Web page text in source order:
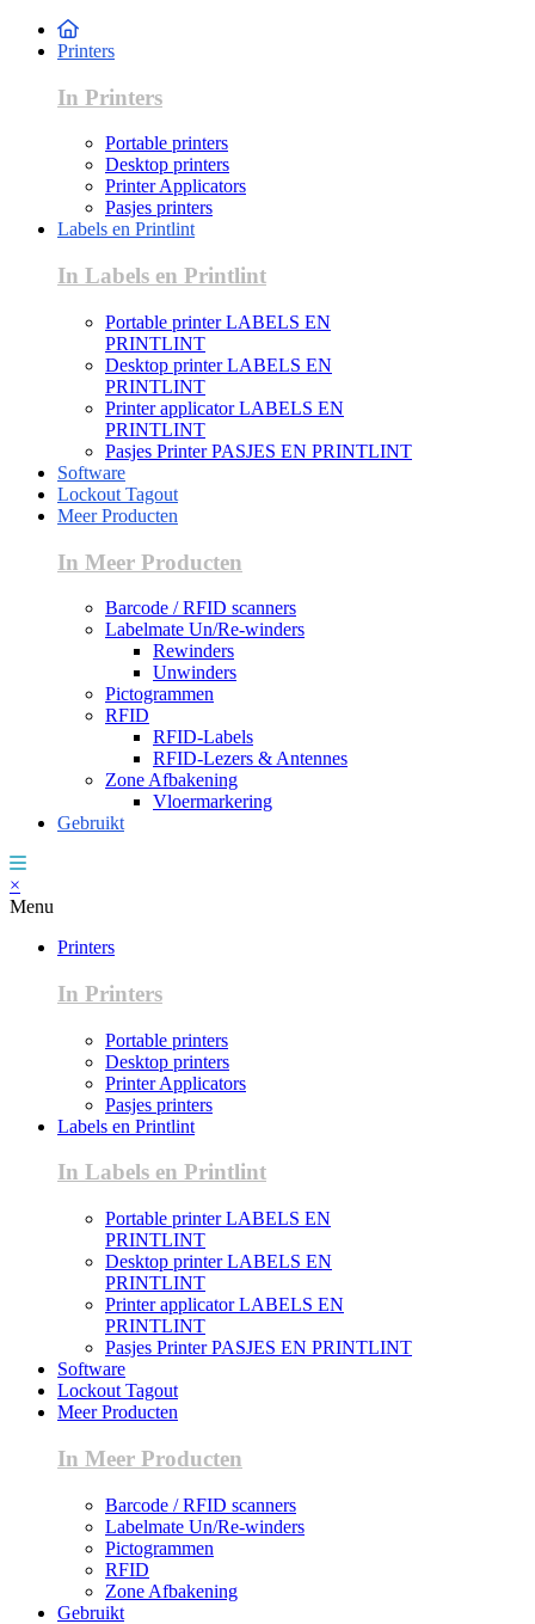
Printers
In Printers
Portable printers
Desktop printers
Printer Applicators
Pasjes printers
Labels en Printlint
In Labels en Printlint
Portable printer LABELS EN
PRINTLINT
Desktop printer LABELS EN
PRINTLINT
Printer applicator LABELS EN
PRINTLINT
Pasjes Printer PASJES EN PRINTLINT
Software
Lockout Tagout
Meer Producten
In Meer Producten
Barcode / RFID scanners
Labelmate Un/Re-winders
Rewinders
Unwinders
Pictogrammen
RFID
RFID-Labels
RFID-Lezers & Antennes
Zone Afbakening
Vloermarkering
Gebruikt
×
Menu
Printers
In Printers
Portable printers
Desktop printers
Printer Applicators
Pasjes printers
Labels en Printlint
In Labels en Printlint
Portable printer LABELS EN
PRINTLINT
Desktop printer LABELS EN
PRINTLINT
Printer applicator LABELS EN
PRINTLINT
Pasjes Printer PASJES EN PRINTLINT
Software
Lockout Tagout
Meer Producten
In Meer Producten
Barcode / RFID scanners
Labelmate Un/Re-winders
Pictogrammen
RFID
Zone Afbakening
Gebruikt